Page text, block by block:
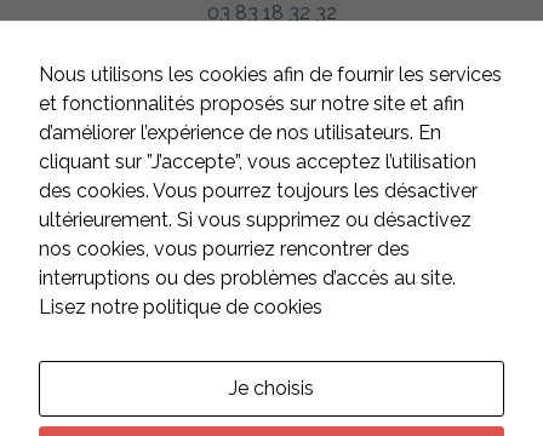
03 83 18 32 32
HORAIRES
Du lundi au jeudi
de 8h à 12h et de 13h à 17h
Le vendredi
de 8h à 12h et de 13h à 16h
Samedi et dimanche
fermé
CONTACT
Suivez-nous sur les réseaux :
Nous utilisons les cookies afin de fournir les services
et fonctionnalités proposés sur notre site et afin
d’améliorer l’expérience de nos utilisateurs. En
cliquant sur ”J’accepte”, vous acceptez l’utilisation
des cookies. Vous pourrez toujours les désactiver
ultérieurement. Si vous supprimez ou désactivez
nos cookies, vous pourriez rencontrer des
interruptions ou des problèmes d’accès au site.
Lisez notre politique de cookies
Je choisis